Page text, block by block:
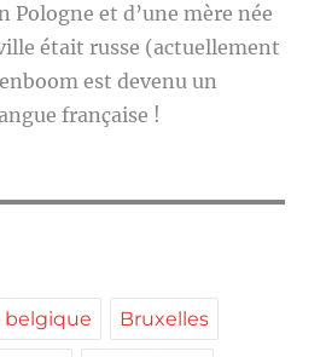
Pologne et d’une mère née
était russe (actuellement
est devenu un
française !
belgique Bruxelles